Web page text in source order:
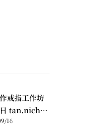
戒指工作坊
tan.nichi
驗｜情侶・
16